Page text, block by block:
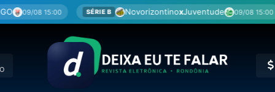
SÉRIE B NovorizontinoxJuventude 09/08 15:00 SÉRIE B